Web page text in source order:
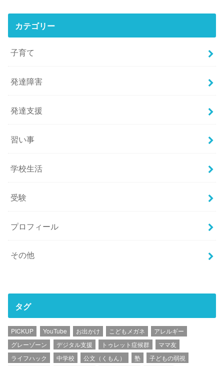
カテゴリー
子育て
発達障害
発達支援
習い事
学校生活
受験
プロフィール
その他
タグ
PICKUP YouTube お出かけ こどもメガネ
アレルギー
グレーゾーン
デジタル支援 トゥレット症候群
ママ友
ライフハック
中学校 公文（くもん） 塾
子どもの弱視